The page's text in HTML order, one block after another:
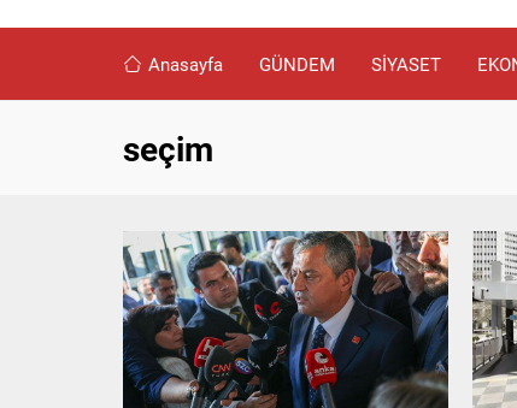
Anasayfa GÜNDEM SİYASET
seçim